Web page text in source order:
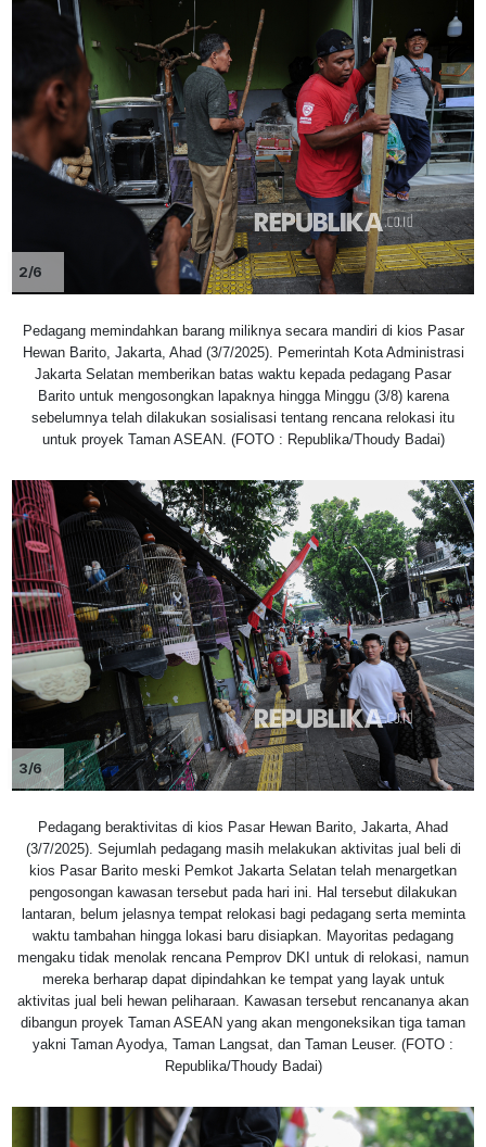
2/6
Pedagang memindahkan barang miliknya secara mandiri di kios Pasar
Hewan Barito, Jakarta, Ahad (3/7/2025). Pemerintah Kota Administrasi
Jakarta Selatan memberikan batas waktu kepada pedagang Pasar
Barito untuk mengosongkan lapaknya hingga Minggu (3/8) karena
sebelumnya telah dilakukan sosialisasi tentang rencana relokasi itu
untuk proyek Taman ASEAN. (FOTO : Republika/Thoudy Badai)
3/6
Pedagang beraktivitas di kios Pasar Hewan Barito, Jakarta, Ahad
(3/7/2025). Sejumlah pedagang masih melakukan aktivitas jual beli di
kios Pasar Barito meski Pemkot Jakarta Selatan telah menargetkan
pengosongan kawasan tersebut pada hari ini. Hal tersebut dilakukan
lantaran, belum jelasnya tempat relokasi bagi pedagang serta meminta
waktu tambahan hingga lokasi baru disiapkan. Mayoritas pedagang
mengaku tidak menolak rencana Pemprov DKI untuk di relokasi, namun
mereka berharap dapat dipindahkan ke tempat yang layak untuk
aktivitas jual beli hewan peliharaan. Kawasan tersebut rencananya akan
dibangun proyek Taman ASEAN yang akan mengoneksikan tiga taman
yakni Taman Ayodya, Taman Langsat, dan Taman Leuser. (FOTO :
Republika/Thoudy Badai)